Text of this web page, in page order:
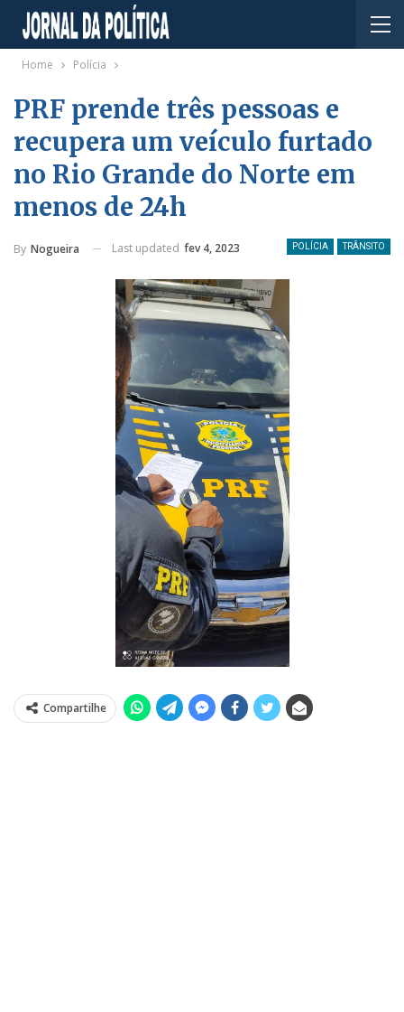
Home Polícia
PRF prende três pessoas e
recupera um veículo furtado
no Rio Grande do Norte em
menos de 24h
POLÍCIA TRÂNSITO
By Nogueira Last updated fev 4, 2023
Compartilhe